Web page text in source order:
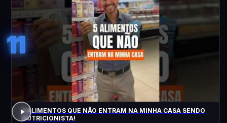
11
5 ALIMENTOS QUE NÃO ENTRAM NA MINHA CASA SENDO
NUTRICIONISTA!